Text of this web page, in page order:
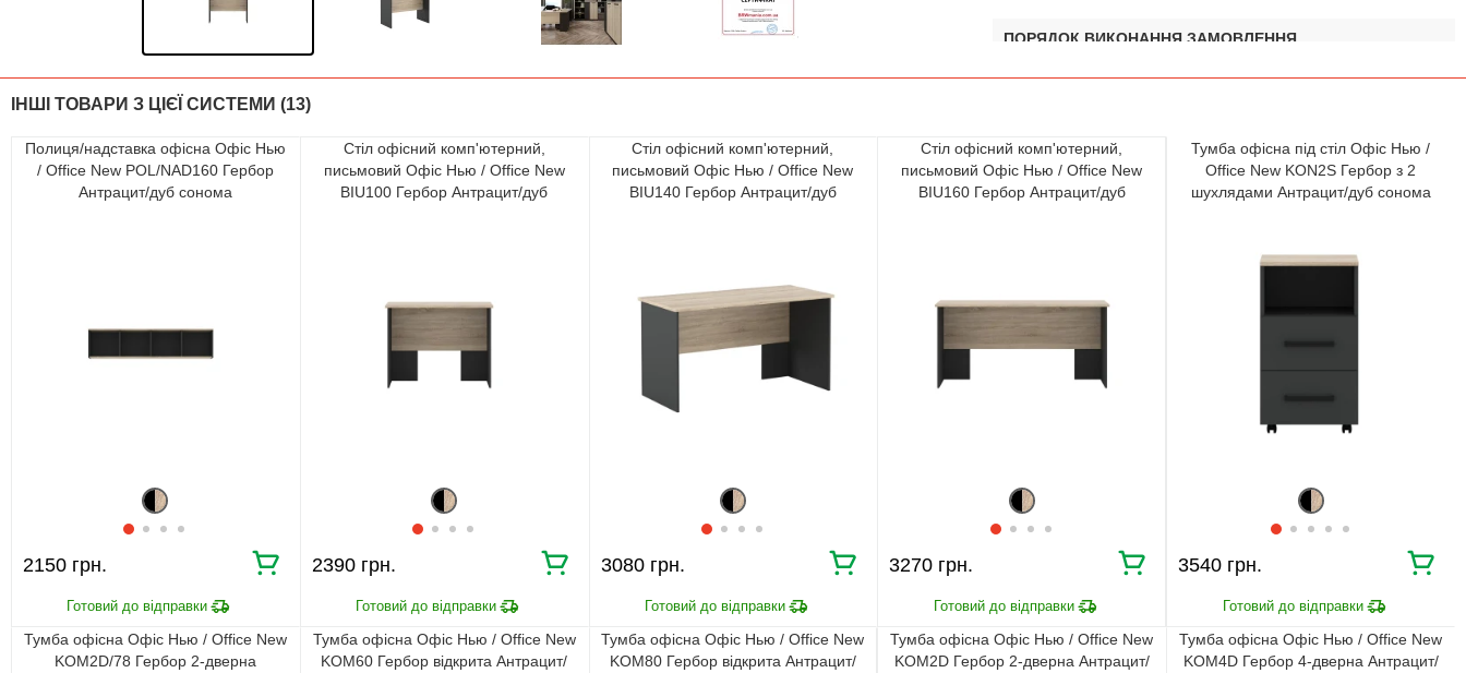
ПОРЯДОК ВИКОНАННЯ ЗАМОВЛЕННЯ
меблів.
ЧОМУ КУПУЮТЬ НА
ПЛАТИ ЧАСТИНАМИ
БЕЗ КОМІСІЙ
ЗБІРКА МЕБЛІВ
99,9% ЗАДОВОЛЕНИХ
ІНШІ ТОВАРИ З ЦІЄЇ СИСТЕМИ (13)
Полиця/надставка офісна Офіс Нью
/ Office New POL/NAD160 Гербор
Антрацит/дуб сонома
2150 грн.
Стіл офісний комп'ютерний,
письмовий Офіс Нью / Office New
BIU100 Гербор Антрацит/дуб
2390 грн.
Стіл офісний комп'ютерний,
письмовий Офіс Нью / Office New
BIU140 Гербор Антрацит/дуб
3080 грн.
Стіл офісний комп'ютерний,
письмовий Офіс Нью / Office New
BIU160 Гербор Антрацит/дуб
3270 грн.
Тумба офісна під стіл Офіс Нью /
Office New KON2S Гербор з 2
шухлядами Антрацит/дуб сонома
3540 грн.
Тумба офісна Офіс Нью / Office New
KOM2D/78 Гербор 2-дверна
Тумба офісна Офіс Нью / Office New
KOM60 Гербор відкрита Антрацит/
Тумба офісна Офіс Нью / Office New
KOM80 Гербор відкрита Антрацит/
Тумба офісна Офіс Нью / Office New
KOM2D Гербор 2-дверна Антрацит/
Тумба офісна Офіс Нью / Office New
KOM4D Гербор 4-дверна Антрацит/